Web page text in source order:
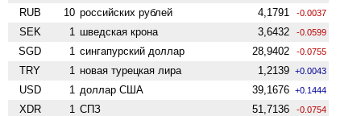
RUB 10 российских рублей 4,1791 -0.0037
SEK 1 шведская крона 3,6432 -0.0599
SGD 1 сингапурский доллар 28,9402 -0.0755
TRY 1 новая турецкая лира 1,2139 +0.0043
USD 1 доллар США 39,1676 +0.1444
XDR 1 СПЗ 51,7136 -0.0754